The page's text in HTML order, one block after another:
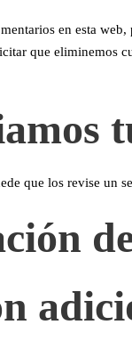
en esta
que eliminemos
que los revise un